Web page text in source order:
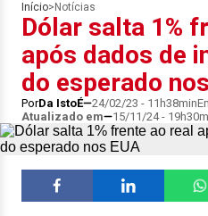
Início> Notícias
Dólar salta 1%
após dados de
do esperado
PorDa IstoÉ 24/02/23 - 11h38min
Atualizado em
15/11/24 -